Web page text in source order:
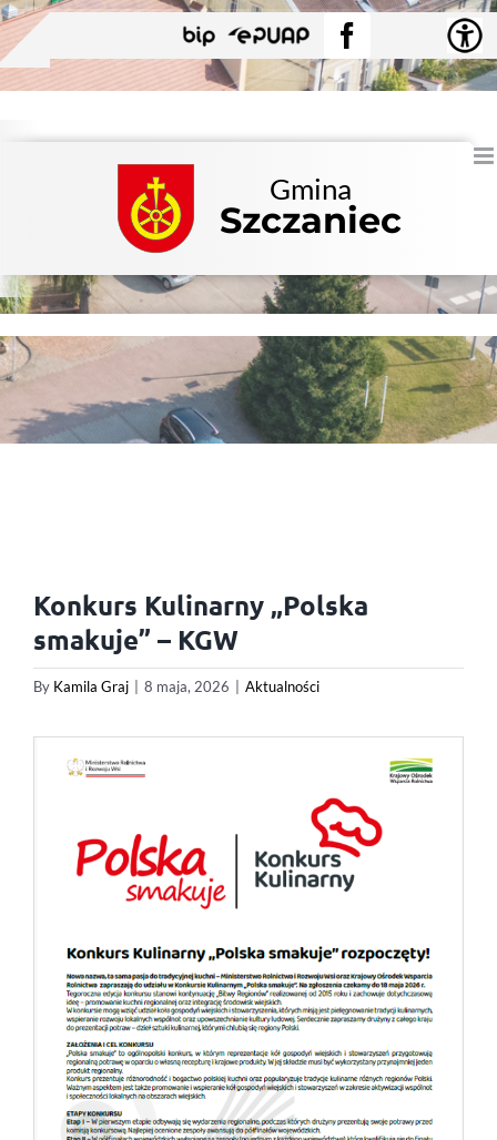
Przejdź
do
zawartości
BIP EPUAPFacebook
Gmina
Szczaniec
Konkurs Kulinarny „Polska
smakuje” – KGW
By Kamila Graj 8 maja, 2026 Aktualności